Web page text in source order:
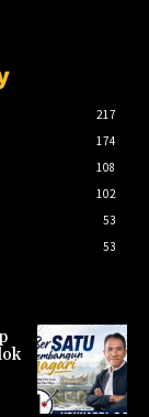
217
174
108
102
53
53